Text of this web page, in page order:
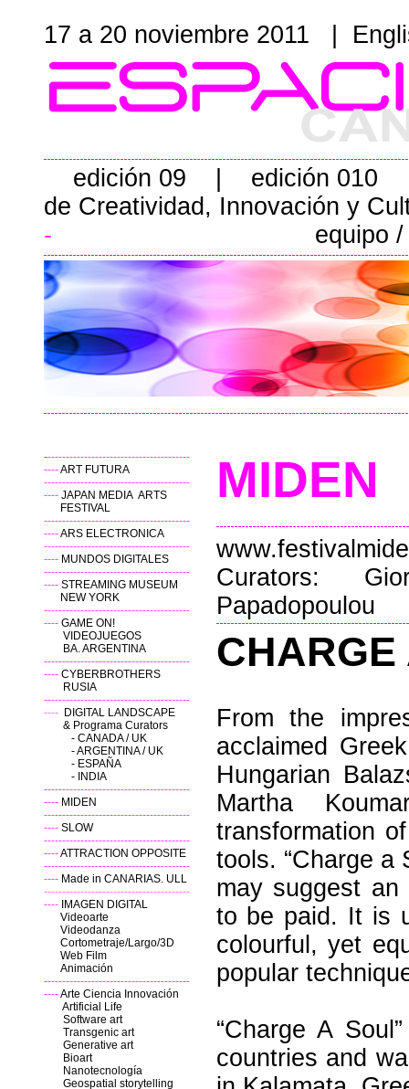
17 a 20 noviembre 2011 |
edición 09
edición 010
de Creatividad, Innovación y
-
equipo
----------------------------------------
----ART FUTURA
----------------------------------------
---- JAPAN MEDIA ARTS
FESTIVAL
----------------------------------------
----ARS ELECTRONICA
----------------------------------------
---- MUNDOS DIGITALES
----------------------------------------
---- STREAMING MUSEUM
NEW YORK
----------------------------------------
---- GAME ON!
VIDEOJUEGOS
BA. ARGENTINA
----------------------------------------
---- CYBERBROTHERS
RUSIA
----------------------------------------
----
DIGITAL LANDSCAPE
& Programa Curators
- CANADA / UK
-ARGENTINA / UK
- ESPAÑA
- INDIA
----------------------------------------
---- MIDEN
----------------------------------------
---- SLOW
----------------------------------------
----ATTRACTION OPPOSITE
----------------------------------------
---- Made in CANARIAS. ULL
----------------------------------------
----
IMAGEN DIGITAL
Videoarte
Videodanza
Cortometraje/Largo/3D
Web Film
Animación
----------------------------------------
----Arte Ciencia Innovación
Artificial Life
Software art
Transgenic art
Generative art
Bioart
Nanotecnología
Geospatial storytelling
Curators:
Papadopoulou
CHARGE
From the
acclaimed
Hungarian
Martha
transformation
tools. “Charge a
may suggest
to be paid. It is
colourful, yet
popular
“Charge A
countries and